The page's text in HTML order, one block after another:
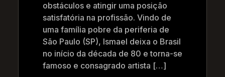
obstáculos e atingir uma posição
satisfatória na profissão. Vindo de
uma família pobre da periferia de
São Paulo (SP), Ismael deixa o Brasil
no início da década de 80 e torna-se
famoso e consagrado artista […]